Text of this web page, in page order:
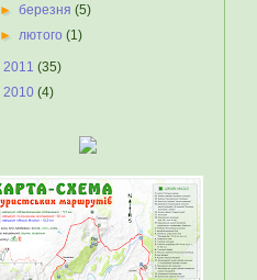
►березня(5)
►лютого(1)
2011 (35)
2010 (4)